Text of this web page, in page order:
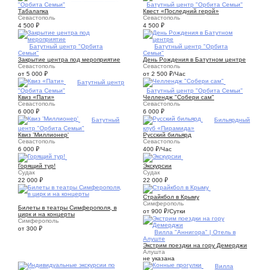
"Орбита Семьи"
Табалапка
Севастополь
4 500 ₽
Батутный центр "Орбита Семьи"
Квест «Последний герой»
Севастополь
4 500 ₽
Батутный центр "Орбита
Семьи"
Закрытие центра под мероприятие
Севастополь
от 5 000 ₽
Батутный центр "Орбита
Семьи"
День Рождения в Батутном центре
Севастополь
от 2 500 ₽/Час
Батутный центр
"Орбита Семьи"
Квиз «Пати»
Севастополь
6 000 ₽
Батутный центр "Орбита Семьи"
Челлендж "Собери сам"
Севастополь
6 000 ₽
Батутный
центр "Орбита Семьи"
Квиз 'Миллионер'
Севастополь
6 000 ₽
Бильярдный
клуб «Пирамида»
Русский бильярд
Севастополь
400 ₽/Час
Горящий тур!
Судак
22 000 ₽
Экскурсии
Судак
22 000 ₽
Билеты в театры Симферополя, в
цирк и на концерты
Симферополь
от 300 ₽
Страйкбол в Крыму
Симферополь
от 900 ₽/Сутки
Вилла "Аннигора" | Отель в
Алуште
Экстрим поездки на гору Демерджи
Алушта
не указана
Вилла